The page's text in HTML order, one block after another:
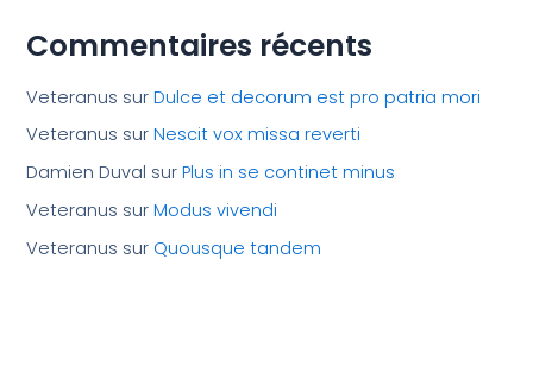
Commentaires récents
Veteranus surDulce et decorum est pro patria mori
Veteranus surNescit vox missa reverti
Damien Duval surPlus in se continet minus
Veteranus surModus vivendi
Veteranus sur Quousque tandem